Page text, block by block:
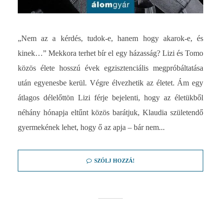
„Nem az a kérdés, tudok-e, hanem hogy akarok-e, és
kinek…” Mekkora terhet bír el egy házasság? Lizi és Tomo
közös élete hosszú évek egzisztenciális megpróbáltatása
után egyenesbe kerül. Végre élvezhetik az életet. Ám egy
átlagos délelőttön Lizi férje bejelenti, hogy az életükből
néhány hónapja eltűnt közös barátjuk, Klaudia születendő
gyermekének lehet, hogy ő az apja – bár nem...
SZÓLJ HOZZÁ!